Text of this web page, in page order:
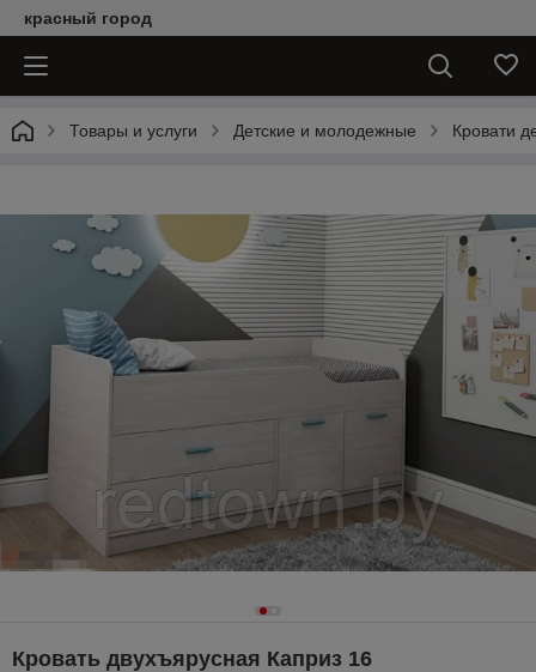
красный город
Товары и услуги Детские и молодежные Кровати
Кровать двухъярусная Каприз 16